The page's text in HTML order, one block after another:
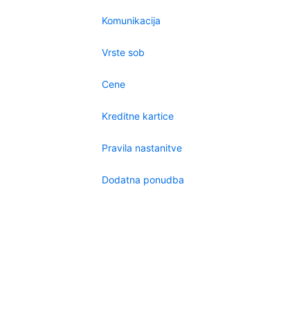
Komunikacija
Vrste sob
Cene
Kreditne kartice
Pravila nastanitve
Dodatna ponudba